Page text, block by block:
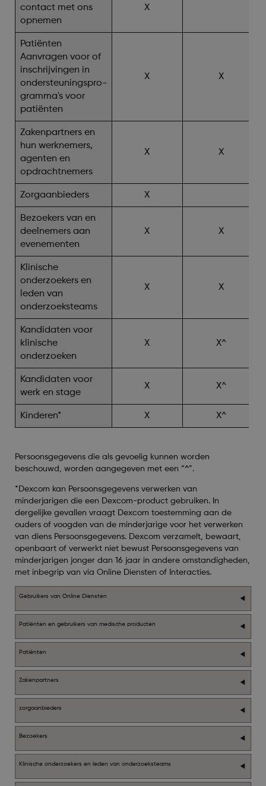
contact met ons
opnemen
X
Patiënten
Aanvragen voor of
inschrijvingen in
ondersteuningspro-
gramma's voor
patiënten
X X
Zakenpartners en
hun werknemers,
agenten en
opdrachtnemers
X X
Zorgaanbieders X
Bezoekers van en
deelnemers aan
evenementen
X X
Klinische
onderzoekers en
leden van
onderzoeksteams
X X
Kandidaten voor
klinische
onderzoeken
X X^
Kandidaten voor
werk en stage
X X^
Kinderen* X X^
Persoonsgegevens die als gevoelig kunnen worden
beschouwd, worden aangegeven met een “^”.
* Dexcom kan Persoonsgegevens verwerken van
minderjarigen die een Dexcom-product gebruiken. In
dergelijke gevallen vraagt Dexcom toestemming aan de
ouders of voogden van de minderjarige voor het verwerken
van diens Persoonsgegevens. Dexcom verzamelt, bewaart,
openbaart of verwerkt niet bewust Persoonsgegevens van
minderjarigen jonger dan 16 jaar in andere omstandigheden,
met inbegrip van via Online Diensten of Interacties.
Gebruikers van Online Diensten
Patiënten en gebruikers van medische producten
Patiënten
Zakenpartners
zorgaanbieders
Bezoekers
Klinische onderzoekers en leden van onderzoeksteams